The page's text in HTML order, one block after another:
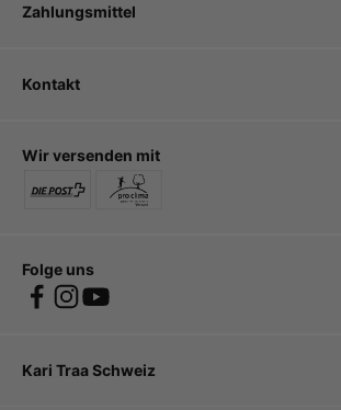
Kontakt
Kari Traa Schweiz
Folge uns
Wir versenden mit
Zahlungsmittel